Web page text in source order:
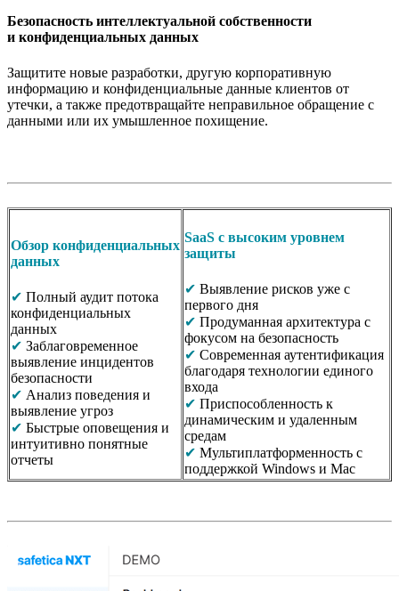
Безопасность интеллектуальной собственности
и конфиденциальных данных
Защитите новые разработки, другую корпоративную
информацию и конфиденциальные данные клиентов от
утечки, а также предотвращайте неправильное обращение с
данными или их умышленное похищение.
Обзор конфиденциальных
данных
✔ Полный аудит потока
конфиденциальных
данных
✔ Заблаговременное
выявление инцидентов
безопасности
✔ Анализ поведения и
выявление угроз
✔ Быстрые оповещения и
интуитивно понятные
отчеты
SaaS с высоким уровнем
защиты
✔ Выявление рисков уже с
первого дня
✔ Продуманная архитектура с
фокусом на безопасность
✔ Современная аутентификация
благодаря технологии единого
входа
✔ Приспособленность к
динамическим и удаленным
средам
✔ Мультиплатформенность с
поддержкой Windows и Mac